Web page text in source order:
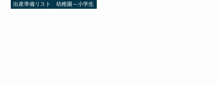
出産準備リスト
幼稚園～小学生